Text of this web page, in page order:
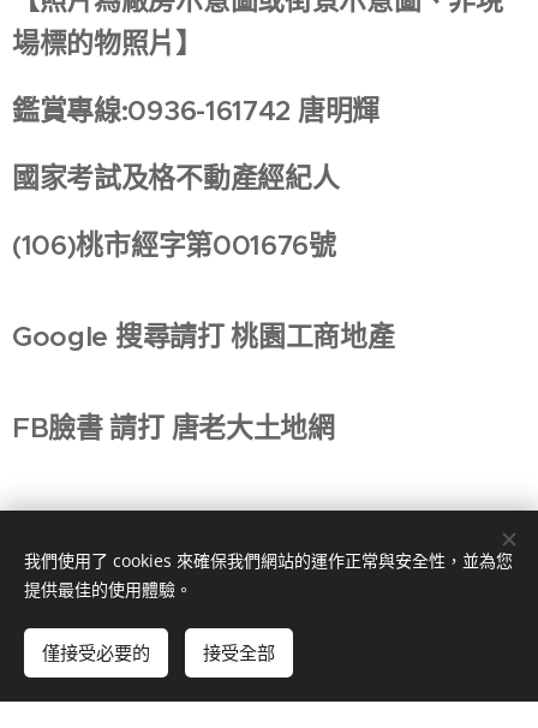
場標的物照片】
鑑賞專線:0936-161742 唐明輝
國家考試及格不動產經紀人
(106)桃市經字第001676號
Google 搜尋請打 桃園工商地產
FB臉書 請打 唐老大土地網
© 2024 桃園工商地產。 桃園市桃園區正光二街139號
我們使用了 cookies 來確保我們網站的運作正常與安全性，並為您
提供最佳的使用體驗。
僅接受必要的 接受全部